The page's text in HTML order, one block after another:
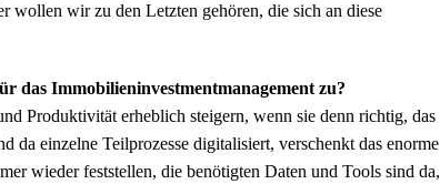
wollen wir zu den Letzten gehören, die sich an diese
das Immobilieninvestmentmanagement zu?
Produktivität erheblich steigern, wenn sie denn richtig, das
da einzelne Teilprozesse digitalisiert, verschenkt das enorme
wieder feststellen, die benötigten Daten und Tools sind da,